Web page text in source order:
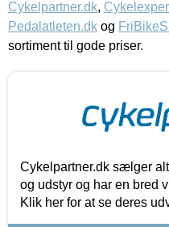
Cykelpartner.dk,
Pedalatleten.dk og
sortiment til gode priser.
Cykelpartner.dk sælger
og udstyr og har en bred
Klik her for at se deres